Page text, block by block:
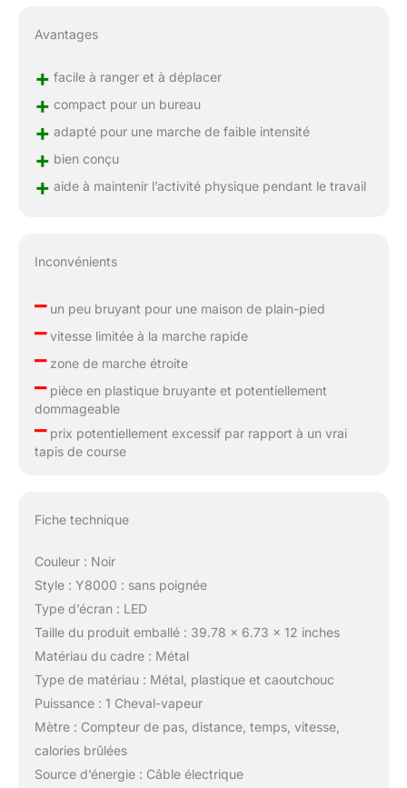
Avantages
+ facile à ranger et à déplacer
+ compact pour un bureau
+ adapté pour une marche de faible intensité
+ bien conçu
+ aide à maintenir l’activité physique pendant le travail
Inconvénients
–un peu bruyant pour une maison de plain-pied
–vitesse limitée à la marche rapide
–zone de marche étroite
–pièce en plastique bruyante et potentiellement
dommageable
–prix potentiellement excessif par rapport à un vrai
tapis de course
Fiche technique
Couleur : Noir
Style : Y8000 : sans poignée
Type d’écran : LED
Taille du produit emballé : 39.78 x 6.73 x 12 inches
Matériau du cadre : Métal
Type de matériau : Métal, plastique et caoutchouc
Puissance : 1 Cheval-vapeur
Mètre : Compteur de pas, distance, temps, vitesse,
calories brûlées
Source d’énergie : Câble électrique